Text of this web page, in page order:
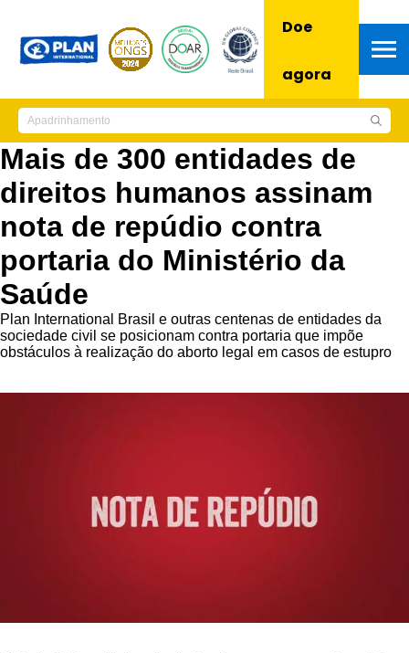
Doe
agora
Mais de 300 entidades de
direitos humanos assinam
nota de repúdio contra
portaria do Ministério da
Saúde
Plan International Brasil e outras centenas de entidades da
sociedade civil se posicionam contra portaria que impõe
obstáculos à realização do aborto legal em casos de estupro